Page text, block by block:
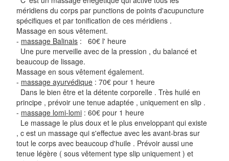
méridiens du corps par punctions de points d'acupuncture
spécifiques et par tonification de ces méridiens .
Massage en sous vêtement.
- massage Balinais : 60€ l' heure
Une pure merveille avec de la pression , du balancé et
beaucoup de lissage.
Massage en sous vêtement également.
- massage ayurvédique : 70€ pour 1 heure
Dans le bien être et la détente corporelle . Très huilé en
principe , prévoir une tenue adaptée , uniquement en slip .
- massage lomi-lomi : 60€ pour 1 heure
Le massage le plus doux et le plus enveloppant qui existe
, c est un massage qui s'effectue avec les avant-bras sur
tout le corps avec beaucoup d'huile . Prévoir aussi une
tenue légère ( sous vêtement type slip uniquement ) et